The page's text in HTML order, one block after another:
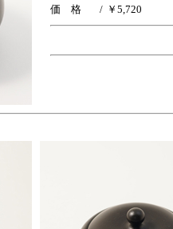
価 格
/ ￥5,720